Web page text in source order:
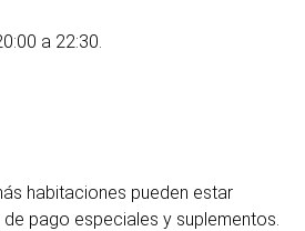
a 22:30.
habitaciones pueden estar
pago especiales y suplementos.